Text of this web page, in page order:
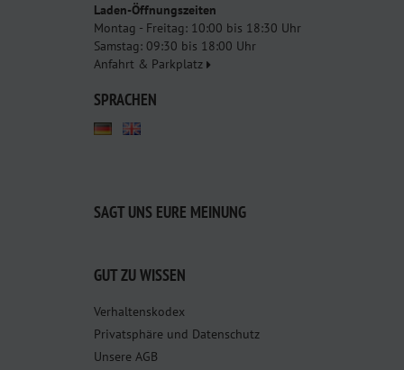
Laden-Öffnungszeiten
Montag - Freitag: 10:00 bis 18:30 Uhr
Samstag: 09:30 bis 18:00 Uhr
Anfahrt & Parkplatz
SPRACHEN
SAGT UNS EURE MEINUNG
GUT ZU WISSEN
Verhaltenskodex
Privatsphäre und Datenschutz
Unsere AGB